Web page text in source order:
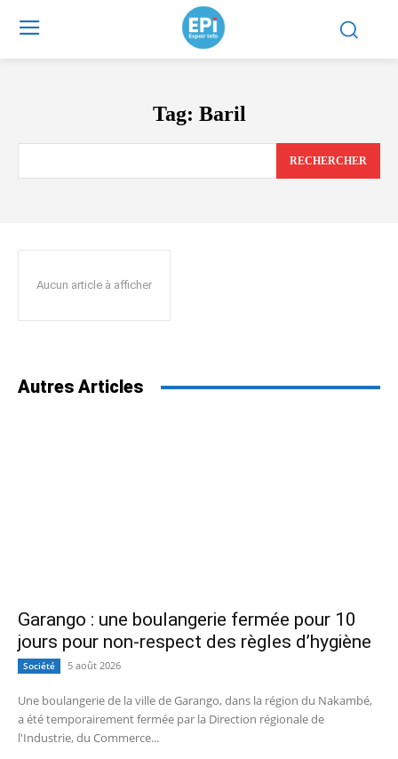
Tag: Baril
RECHERCHER
Aucun article à afficher
Autres Articles
Garango : une boulangerie fermée pour 10
jours pour non-respect des règles d’hygiène
Société 5 août 2026
Une boulangerie de la ville de Garango, dans la région du Nakambé,
a été temporairement fermée par la Direction régionale de
l'Industrie, du Commerce...